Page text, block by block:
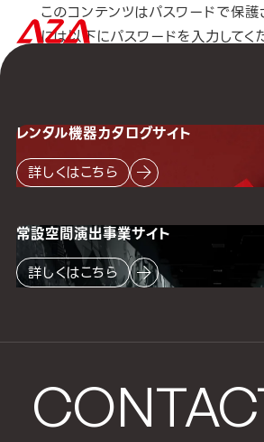
このコンテンツはパスワードで保護
には以下にパスワードを入力してく
レンタル機器カタログサイト
詳しくはこちら
常設空間演出事業サイト
詳しくはこちら